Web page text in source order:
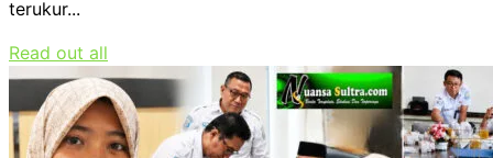
terukur...
Read out all